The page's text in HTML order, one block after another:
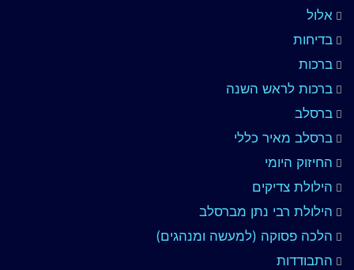
אלול
בדיחות
ברכות
ברכות לראש השנה
ברסלב
ברסלב מאיר כללי
החיזוק היומי
הילולת צדיקים
הילולת רבי נתן מברסלב
הלכה פסוקה (למעשה ומנהגים)
התבודדות